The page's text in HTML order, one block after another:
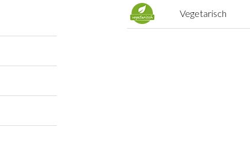
Vegetarisch